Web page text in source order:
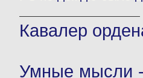
Кавалер
Умные мысли -